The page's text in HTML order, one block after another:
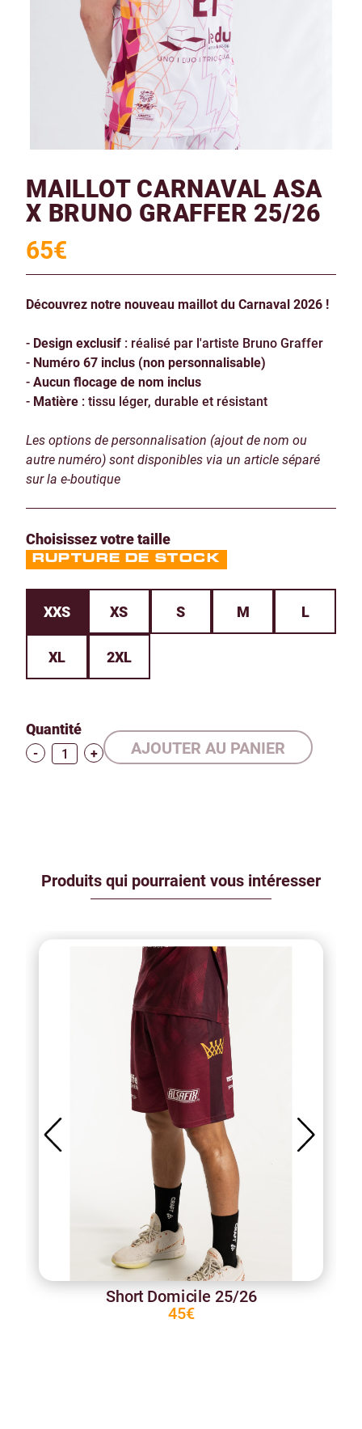
MAILLOT CARNAVAL ASA
X BRUNO GRAFFER 25/26
65€
Découvrez notre nouveau maillot du Carnaval 2026 !
- Design exclusif : réalisé par l'artiste Bruno Graffer
- Numéro 67 inclus (non personnalisable)
-Aucun flocage de nom inclus
- Matière : tissu léger, durable et résistant
Les options de personnalisation (ajout de nom ou
autre numéro) sont disponibles via un article séparé
sur la e-boutique
Choisissez votre taille
RUPTURE DE STOCK
XXS XS S M L
XL 2XL
Quantité
- +
Produits qui pourraient vous intéresser
Short Domicile 25/26
45€